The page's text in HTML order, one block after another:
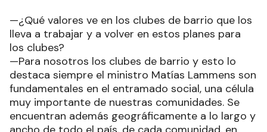
—¿Qué valores ve en los clubes de barrio que los
lleva a trabajar y a volver en estos planes para
los clubes?
—Para nosotros los clubes de barrio y esto lo
destaca siempre el ministro Matías Lammens son
fundamentales en el entramado social, una célula
muy importante de nuestras comunidades. Se
encuentran además geográficamente a lo largo y